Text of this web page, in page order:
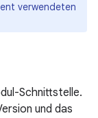
verwendeten
Schnittstelle.
und das